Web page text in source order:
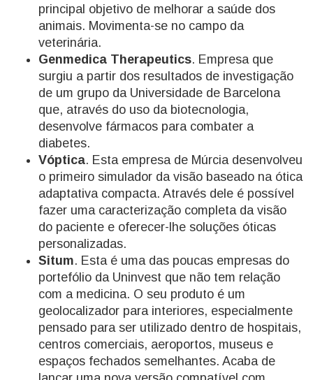
principal objetivo de melhorar a saúde dos
animais. Movimenta-se no campo da
veterinária.
Genmedica Therapeutics. Empresa que
surgiu a partir dos resultados de investigação
de um grupo da Universidade de Barcelona
que, através do uso da biotecnologia,
desenvolve fármacos para combater a
diabetes.
Vóptica. Esta empresa de Múrcia desenvolveu
o primeiro simulador da visão baseado na ótica
adaptativa compacta. Através dele é possível
fazer uma caracterização completa da visão
do paciente e oferecer-lhe soluções óticas
personalizadas.
Situm. Esta é uma das poucas empresas do
portefólio da Uninvest que não tem relação
com a medicina. O seu produto é um
geolocalizador para interiores, especialmente
pensado para ser utilizado dentro de hospitais,
centros comerciais, aeroportos, museus e
espaços fechados semelhantes. Acaba de